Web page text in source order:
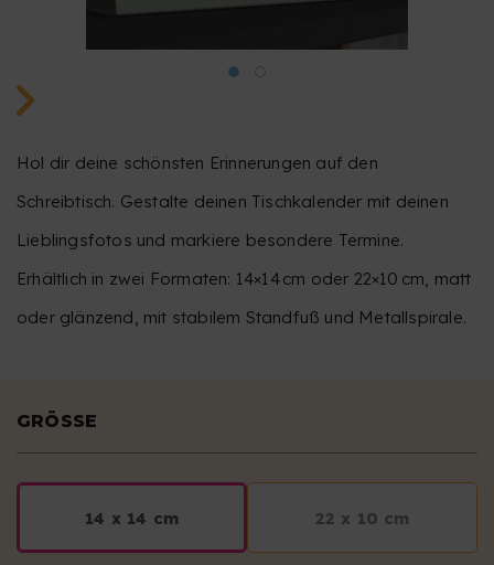
Hol dir deine schönsten Erinnerungen auf den
Schreibtisch. Gestalte deinen Tischkalender mit deinen
Lieblingsfotos und markiere besondere Termine.
Erhältlich in zwei Formaten: 14×14 cm oder 22×10 cm, matt
oder glänzend, mit stabilem Standfuß und Metallspirale.
GRÖSSE
14 x 14 cm 22 x 10 cm